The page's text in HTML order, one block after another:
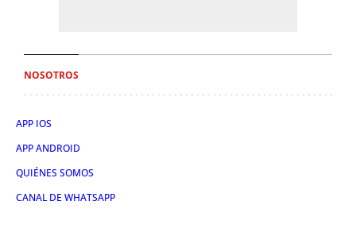
NOSOTROS
APP IOS
APP ANDROID
QUIÉNES SOMOS
CANAL DE WHATSAPP